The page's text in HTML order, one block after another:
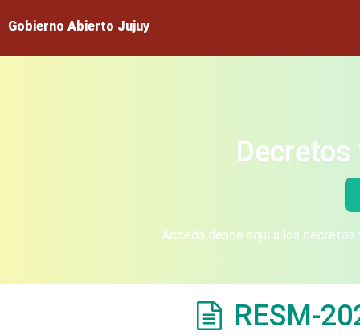
Gobierno Abierto Jujuy
Acceda desde aquí a los
RESM-